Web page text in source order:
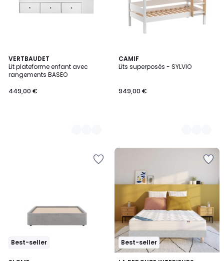
VERTBAUDET
Lit plateforme enfant avec
rangements BASEO
449,00 €
3
Couleurs
CAMIF
Lits superposés - SYLVIO
949,00 €
2
Couleurs
Best-seller Best-seller